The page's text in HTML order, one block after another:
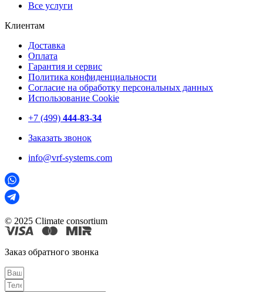
Все услуги
Клиентам
Доставка
Оплата
Гарантия и сервис
Политика конфиденциальности
Согласие на обработку персональных данных
Использование Cookie
+7 (499) 444-83-34
Заказать звонок
info@vrf-systems.com
© 2025 Climate consortium
Заказ обратного звонка